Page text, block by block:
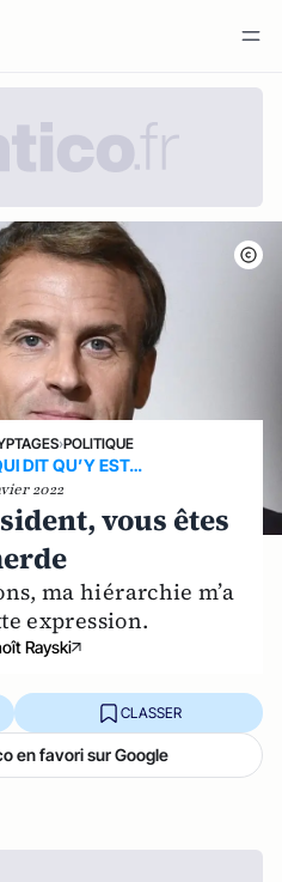
›POLITIQUE
DIT QU’Y EST…
2022
vous êtes
ma hiérarchie m’a
expression.
Rayski
CLASSER
en favori sur Google